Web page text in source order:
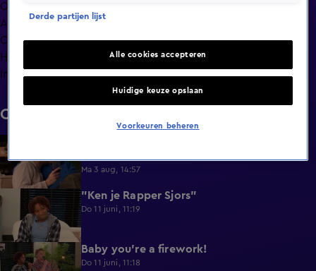
Overzicht
Afleveringen
Clips
Hoe is het nu met?
Info
Clips
6:32
Ma 3 aug, 14:57
0:49 "Ken je Rapper Sjors"
Do 11 juni, 11:19
0:39 Baby you're a firework!
Do 11 juni, 11:18
Derde partijen lijst
Alle cookies accepteren
Huidige keuze opslaan
Voorkeuren beheren